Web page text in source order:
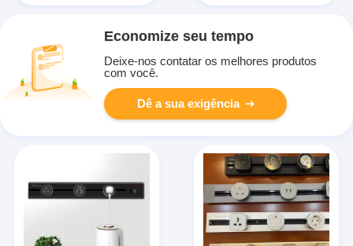
Economize seu tempo
Deixe-nos contatar os melhores produtos
com você.
Dê a sua exigência